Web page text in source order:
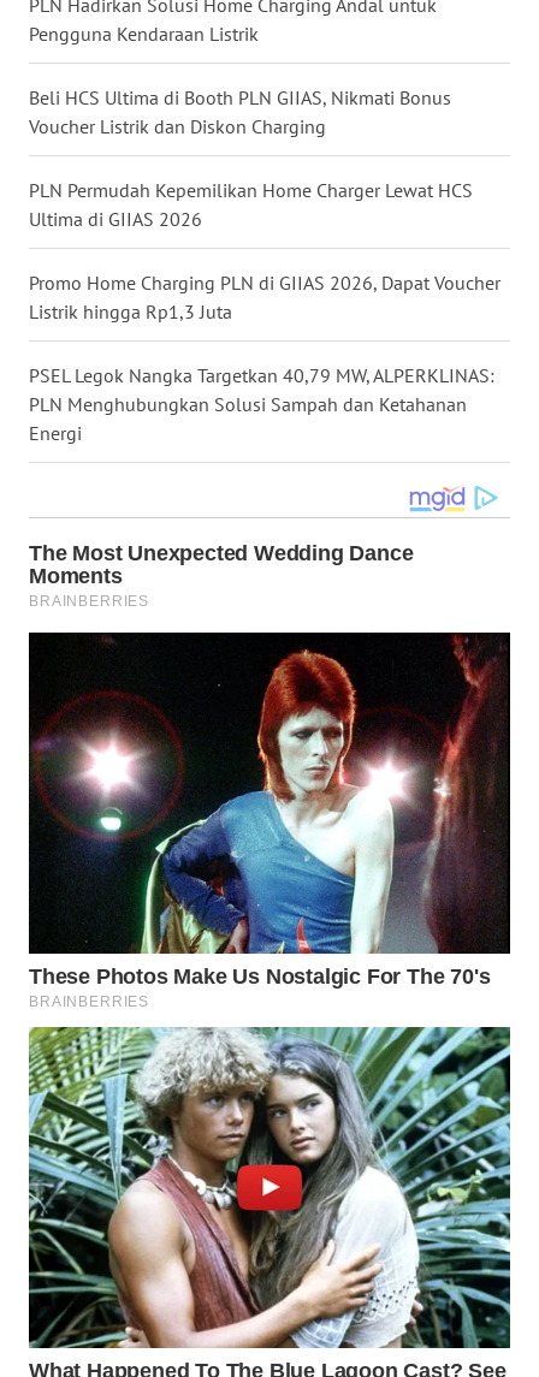
PLN Hadirkan Solusi Home Charging Andal untuk
Pengguna Kendaraan Listrik
Beli HCS Ultima di Booth PLN GIIAS, Nikmati Bonus
Voucher Listrik dan Diskon Charging
PLN Permudah Kepemilikan Home Charger Lewat HCS
Ultima di GIIAS 2026
Promo Home Charging PLN di GIIAS 2026, Dapat Voucher
Listrik hingga Rp1,3 Juta
PSEL Legok Nangka Targetkan 40,79 MW, ALPERKLINAS:
PLN Menghubungkan Solusi Sampah dan Ketahanan
Energi
WN
WN
WN
JATIM
WN
BALI
WN
KALBAR
WN
KALTARA
WN
KALTIM
WN
SULSEL
WN
GORONTALO
WN
SULUT
WN
MALUKU
WN
MALUT
WN
DAIRI
WN